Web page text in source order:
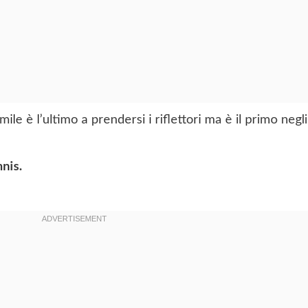
è l’ultimo a prendersi i riflettori ma è il primo negli